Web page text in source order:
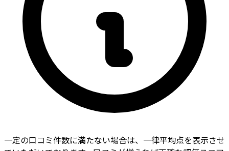
一定の口コミ件数に満たない場合は、一律平均点を表示させ